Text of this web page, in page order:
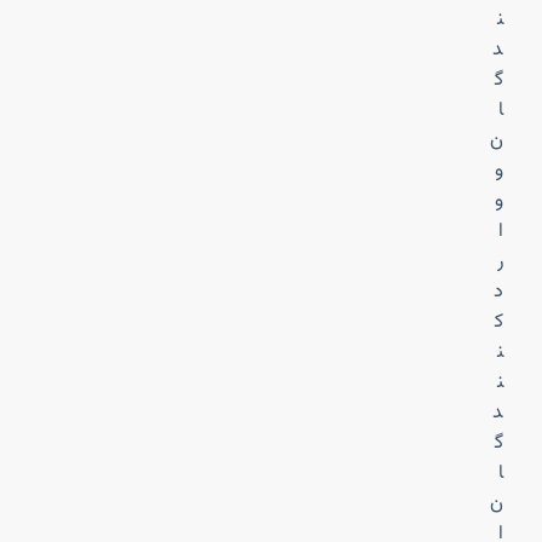
ن
د
گ
ا
ن
و
و
ا
ر
د
ک
ن
ن
د
گ
ا
ن
ا